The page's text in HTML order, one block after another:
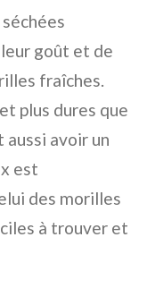
goût et de
fraîches.
plus dures que
avoir un
est
des morilles
à trouver et